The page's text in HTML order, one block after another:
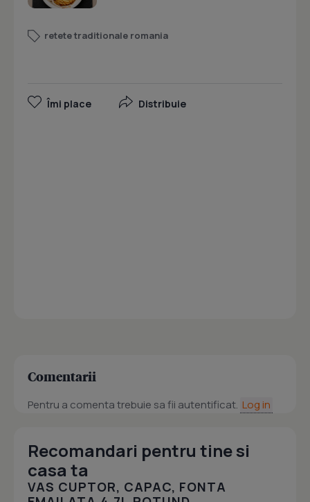
retete traditionale romania
Îmi place Distribuie
Comentarii
Pentru a comenta trebuie sa fii autentificat. Log in
Recomandari pentru tine si
casa ta
VAS CUPTOR, CAPAC, FONTA